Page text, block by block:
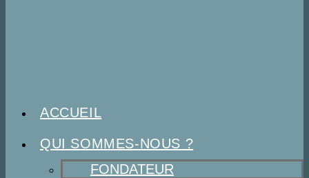
ACCUEIL
QUI SOMMES-NOUS ?
FONDATEUR